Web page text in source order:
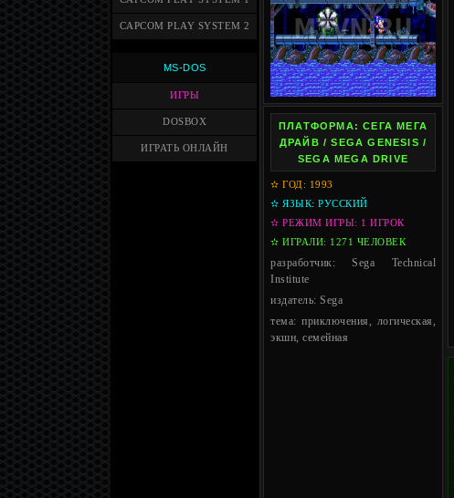
CAPCOM PLAY SYSTEM 2
MS-DOS
ИГРЫ
DOSBOX
ИГРАТЬ ОНЛАЙН
ПЛАТФОРМА: СЕГА МЕГА
ДРАЙВ / SEGA GENESIS /
SEGA MEGA DRIVE
✫ ГОД: 1993
✫ ЯЗЫК: РУССКИЙ
✫ РЕЖИМ ИГРЫ: 1 ИГРОК
✫ ИГРАЛИ: 1271 ЧЕЛОВЕК
разработчик: Sega Technical
Institute
издатель: Sega
тема: приключения, логическая,
экшн, семейная